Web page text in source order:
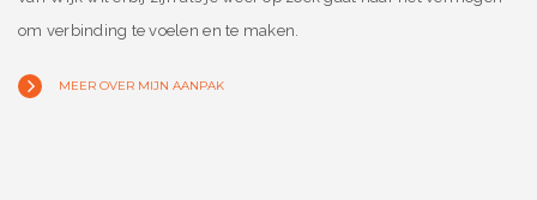
om verbinding te voelen en te maken.
MEER OVER MIJN AANPAK